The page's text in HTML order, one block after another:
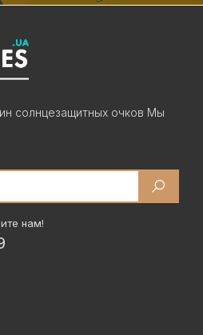
солнцезащитных очков Мы
нам!